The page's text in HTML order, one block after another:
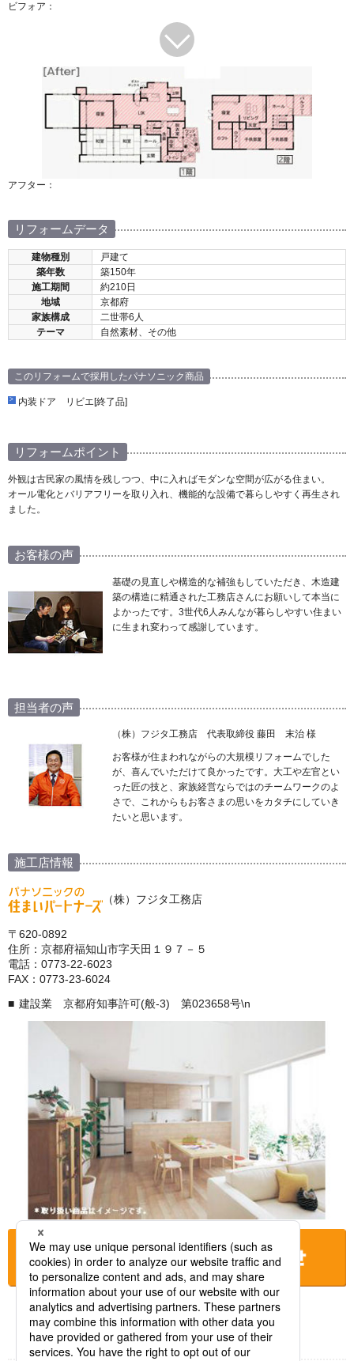
ビフォア：
アフター：
リフォームデータ
建物種別
戸建て
築年数
築150年
施工期間
約210日
地域
京都府
家族構成
二世帯6人
テーマ
自然素材、その他
このリフォームで採用したパナソニック商品
内装ドア リビエ[終了品]
リフォームポイント
外観は古民家の風情を残しつつ、中に入ればモダンな空間が広がる住まい。
オール電化とバリアフリーを取り入れ、機能的な設備で暮らしやすく再生され
ました。
お客様の声
基礎の見直しや構造的な補強もしていただき、木造建
築の構造に精通された工務店さんにお願いして本当に
よかったです。3世代6人みんなが暮らしやすい住まい
に生まれ変わって感謝しています。
担当者の声
（株）フジタ工務店 代表取締役 藤田 末治 様
お客様が住まわれながらの大規模リフォームでした
が、喜んでいただけて良かったです。大工や左官とい
った匠の技と、家族経営ならではのチームワークのよ
さで、これからもお客さまの思いをカタチにしていき
たいと思います。
施工店情報
（株）フジタ工務店
〒620-0892
住所：京都府福知山市字天田１９７－５
電話：0773-22-6023
FAX：0773-23-6024
建設業 京都府知事許可(般-3) 第023658号\n
お店に電話をする